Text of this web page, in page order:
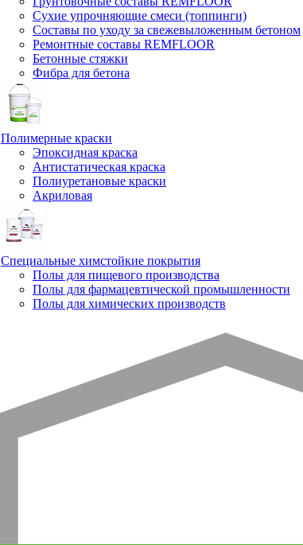
Сухие упрочняющие смеси (топпинги)
Составы по уходу за свежевыложенным бетоном
Ремонтные составы REMFLOOR
Бетонные стяжки
Фибра для бетона
Полимерные краски
Эпоксидная краска
Антистатическая краска
Полиуретановые краски
Акриловая
Специальные химстойкие покрытия
Полы для пищевого производства
Полы для фармацевтической промышленности
Полы для химических производств